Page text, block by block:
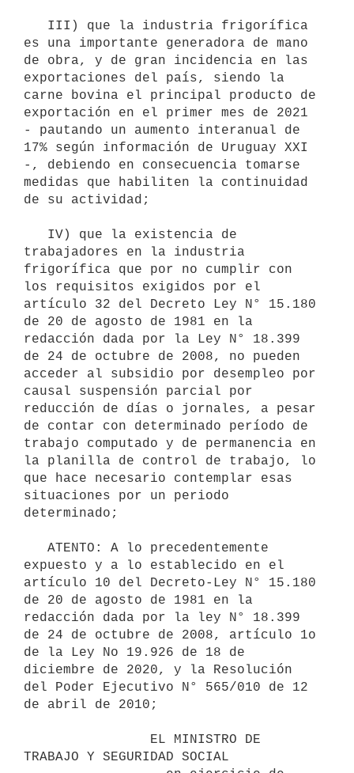
es una importante generadora de mano
de obra, y de gran incidencia en las
exportaciones del país, siendo la
carne bovina el principal producto de
exportación en el primer mes de 2021
- pautando un aumento interanual de
17% según información de Uruguay XXI
-, debiendo en consecuencia tomarse
medidas que habiliten la continuidad
de su actividad;
trabajadores en la industria
frigorífica que por no cumplir con
los requisitos exigidos por el
artículo 32 del Decreto Ley N° 15.180
de 20 de agosto de 1981 en la
redacción dada por la Ley N° 18.399
de 24 de octubre de 2008, no pueden
acceder al subsidio por desempleo por
causal suspensión parcial por
reducción de días o jornales, a pesar
de contar con determinado período de
trabajo computado y de permanencia en
la planilla de control de trabajo, lo
que hace necesario contemplar esas
situaciones por un periodo
determinado;
expuesto y a lo establecido en el
artículo 10 del Decreto-Ley N° 15.180
de 20 de agosto de 1981 en la
redacción dada por la ley N° 18.399
de 24 de octubre de 2008, artículo 1o
de la Ley No 19.926 de 18 de
diciembre de 2020, y la Resolución
del Poder Ejecutivo N° 565/010 de 12
de abril de 2010;
TRABAJO Y SEGURIDAD SOCIAL